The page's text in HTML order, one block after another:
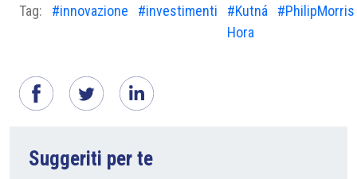
Tag: #innovazione #investimenti
#Kutná
Hora
#PhilipMorris
Suggeriti per te